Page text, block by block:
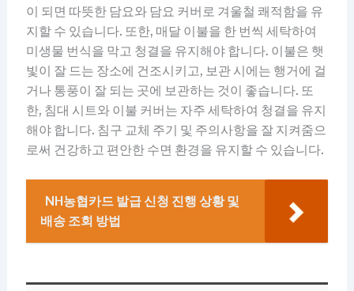
이 되면 따뜻한 담요와 담요 커버로 겨울철 쾌적함을 유
지할 수 있습니다. 또한, 매달 이불을 한 번씩 세탁하여
미생물 번식을 막고 청결을 유지해야 합니다. 이불은 햇
빛이 잘 드는 장소에 건조시키고, 보관 시에는 행거에 걸
거나 통풍이 잘 되는 곳에 보관하는 것이 좋습니다. 또
한, 침대 시트와 이불 커버는 자주 세탁하여 청결을 유지
해야 합니다. 침구 교체 주기 및 주의사항을 잘 지켜줌으
로써 건강하고 편안한 수면 환경을 유지할 수 있습니다.
NH농협카드 발급 신청 진행 상황 및
배송 조회 방법